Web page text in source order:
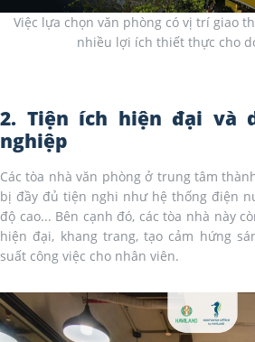
Việc lựa chọn văn phòng có vị trí giao
nhiều lợi ích thiết thực cho
2. Tiện ích hiện đại và
nghiệp
Các tòa nhà văn phòng ở trung tâm
bị đầy đủ tiện nghi như hệ thống điện
độ cao... Bên cạnh đó, các tòa nhà này
hiện đại, khang trang, tạo cảm hứng
suất công việc cho nhân viên.